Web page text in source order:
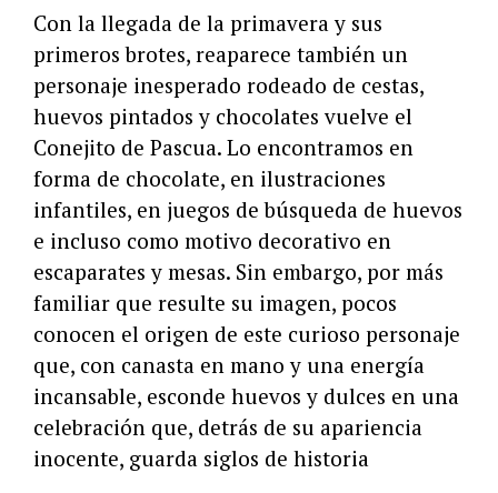
Con la llegada de la primavera y sus
primeros brotes, reaparece también un
personaje inesperado rodeado de cestas,
huevos pintados y chocolates vuelve el
Conejito de Pascua. Lo encontramos en
forma de chocolate, en ilustraciones
infantiles, en juegos de búsqueda de huevos
e incluso como motivo decorativo en
escaparates y mesas. Sin embargo, por más
familiar que resulte su imagen, pocos
conocen el origen de este curioso personaje
que, con canasta en mano y una energía
incansable, esconde huevos y dulces en una
celebración que, detrás de su apariencia
inocente, guarda siglos de historia